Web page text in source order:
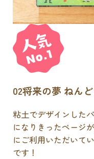
02将来の夢 ねん
粘土でデザインした
になりきったページ
にご利用いただいて
です！